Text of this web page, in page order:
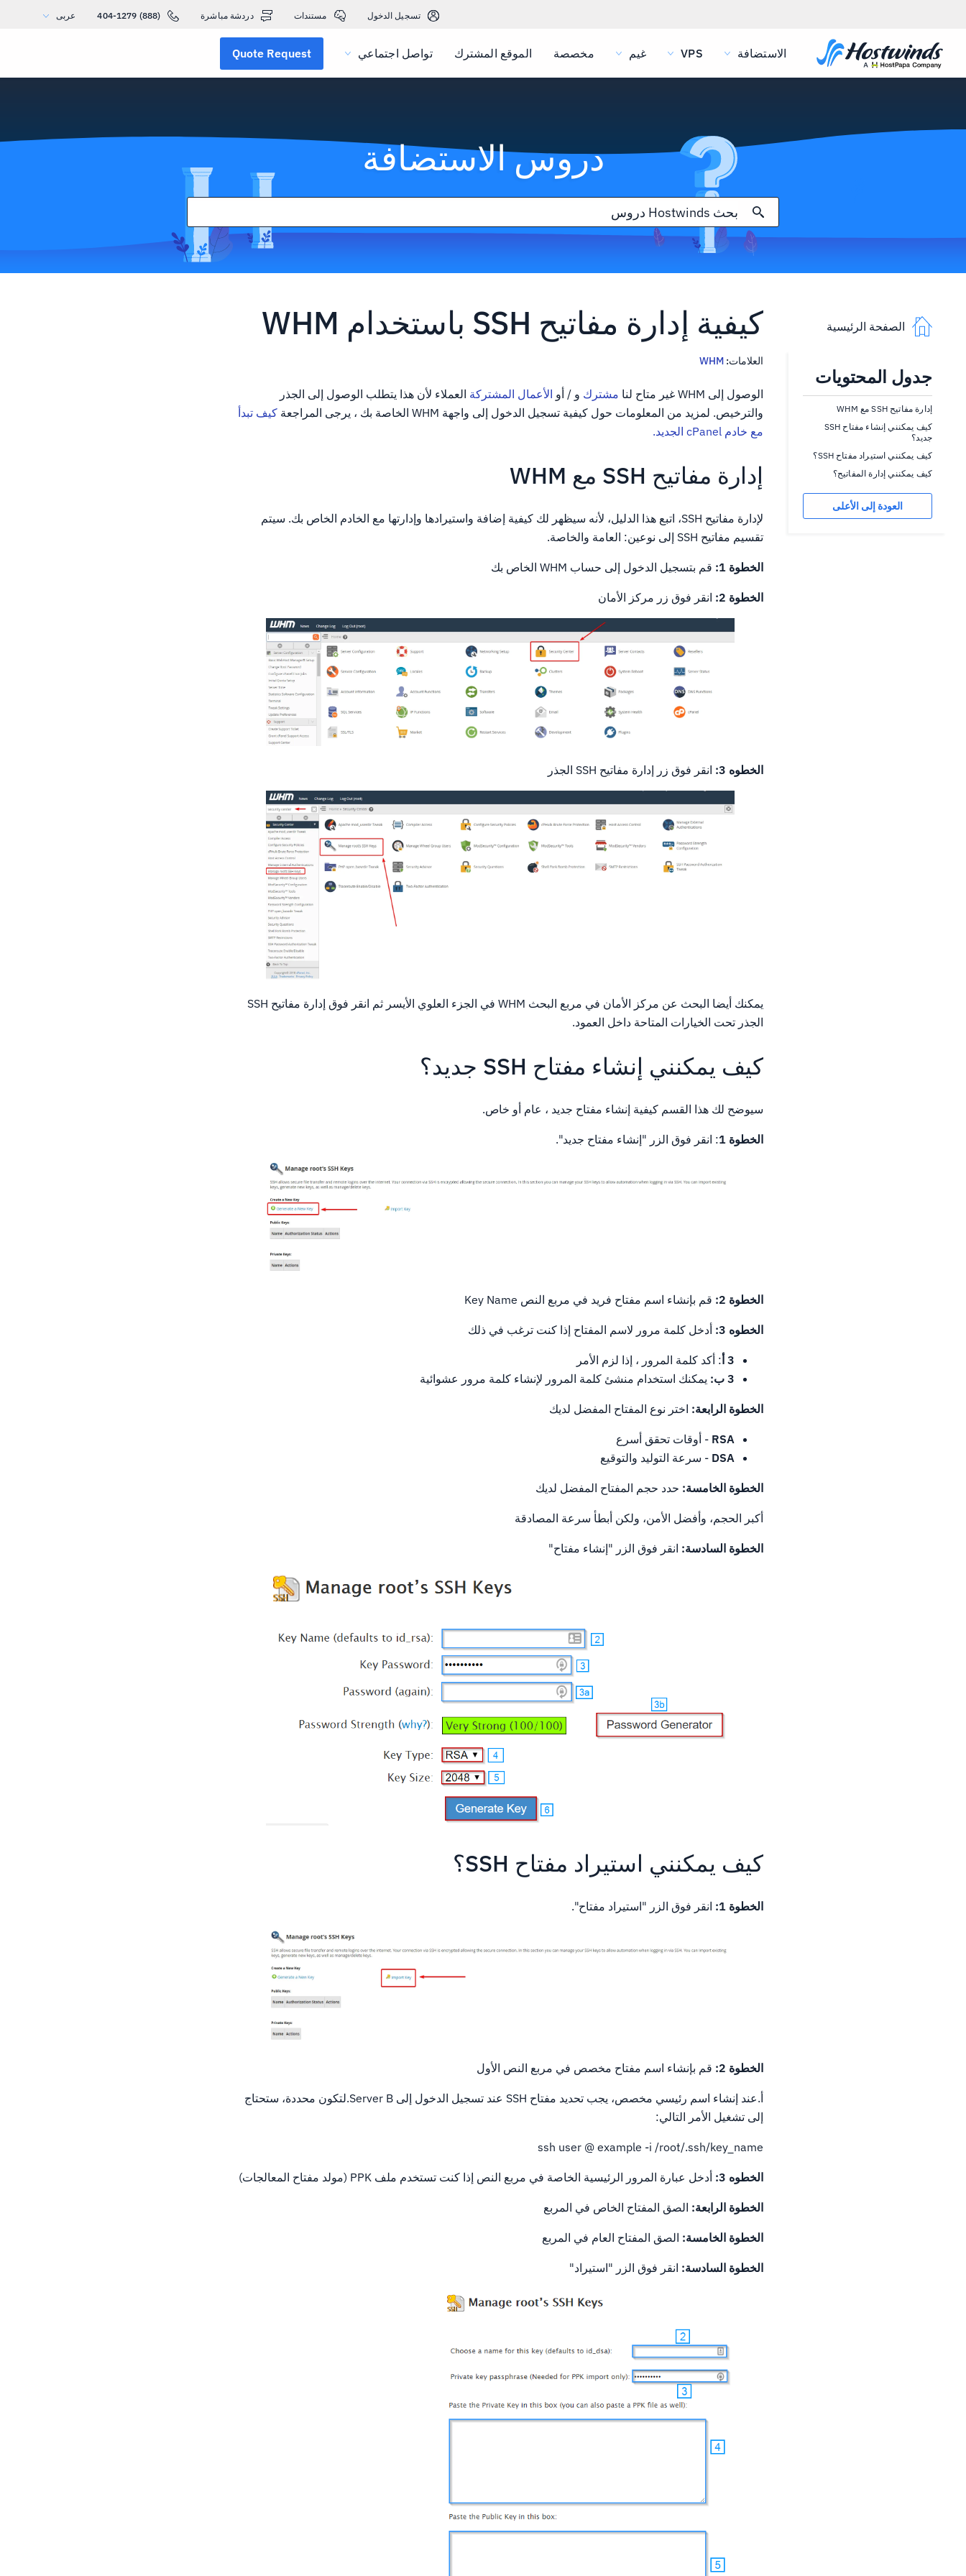
تسجيل الدخول مستندات دردشة مباشرة (888) 404-1279 عربى
الاستضافة VPS غيم مخصصة الموقع المشترك تواصل اجتماعي Quote Request
دروس الاستضافة
الصفحة الرئيسية
جدول المحتويات
إدارة مفاتيح SSH مع WHM
كيف يمكنني إنشاء مفتاح SSH
جديد؟
كيف يمكنني استيراد مفتاح SSH؟
كيف يمكنني إدارة المفاتيح؟
العودة إلى الأعلى
كيفية إدارة مفاتيح SSH باستخدام WHM
العلامات: WHM
الوصول إلى WHM غير متاح لنا مشترك و / أو الأعمال المشتركة العملاء لأن هذا يتطلب الوصول إلى الجذر
والترخيص. لمزيد من المعلومات حول كيفية تسجيل الدخول إلى واجهة WHM الخاصة بك ، يرجى المراجعة
كيف تبدأ
مع خادم cPanel الجديد.
إدارة مفاتيح SSH مع WHM
لإدارة مفاتيح SSH، اتبع هذا الدليل، لأنه سيظهر لك كيفية إضافة واستيرادها وإدارتها مع الخادم الخاص بك. سيتم
تقسيم مفاتيح SSH إلى نوعين: العامة والخاصة.
الخطوة 1: قم بتسجيل الدخول إلى حساب WHM الخاص بك
الخطوة 2: انقر فوق زر مركز الأمان
الخطوه 3: انقر فوق زر إدارة مفاتيح SSH الجذر
يمكنك أيضا البحث عن مركز الأمان في مربع البحث WHM في الجزء العلوي الأيسر ثم انقر فوق إدارة مفاتيح SSH
الجذر تحت الخيارات المتاحة داخل العمود.
كيف يمكنني إنشاء مفتاح SSH جديد؟
سيوضح لك هذا القسم كيفية إنشاء مفتاح جديد ، عام أو خاص.
الخطوة 1 : انقر فوق الزر "إنشاء مفتاح جديد".
الخطوة 2: قم بإنشاء اسم مفتاح فريد في مربع النص Key Name
الخطوه 3: أدخل كلمة مرور لاسم المفتاح إذا كنت ترغب في ذلك
3 أ : أكد كلمة المرور ، إذا لزم الأمر
3 ب:
يمكنك استخدام منشئ كلمة المرور لإنشاء كلمة مرور عشوائية
الخطوة الرابعة: اختر نوع المفتاح المفضل لديك
RSA - أوقات تحقق أسرع
DSA - سرعة التوليد والتوقيع
الخطوة الخامسة: حدد حجم المفتاح المفضل لديك
أكبر الحجم، وأفضل الأمن، ولكن أبطأ سرعة المصادقة
الخطوة السادسة: انقر فوق الزر "إنشاء مفتاح"
كيف يمكنني استيراد مفتاح SSH؟
الخطوة 1: انقر فوق الزر "استيراد مفتاح".
الخطوة 2: قم بإنشاء اسم مفتاح مخصص في مربع النص الأول
أ.عند إنشاء اسم رئيسي مخصص، يجب تحديد مفتاح SSH عند تسجيل الدخول إلى Server B.لتكون محددة، ستحتاج
إلى تشغيل الأمر التالي:
ssh user @ example -i /root/.ssh/key_name
الخطوه 3: أدخل عبارة المرور الرئيسية الخاصة في مربع النص إذا كنت تستخدم ملف PPK (مولد مفتاح المعالجات)
الخطوة الرابعة: الصق المفتاح الخاص في المربع
الخطوة الخامسة: الصق المفتاح العام في المربع
الخطوة السادسة: انقر فوق الزر "استيراد"